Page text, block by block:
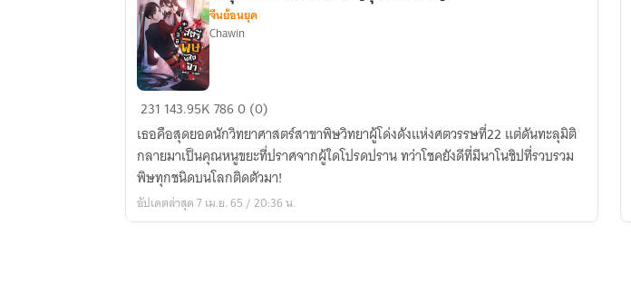
ทะลุ
สตรี
พิษ
พิชิต
ฟ้า
จีนย้อนยุค
Chawin
231 143.95K7860 (0)
เธอคือสุดยอดนักวิทยาศาสตร์สาขาพิษวิทยาผู้โด่งดังแห่งศตวรรษที่22 แต่ดันทะลุมิติ
กลายมาเป็นคุณหนูขยะที่ปราศจากผู้ใดโปรดปราน ทว่าโชคยังดีที่มีนาโนชิปที่รวบรวม
พิษทุกชนิดบนโลกติดตัวมา!
อัปเดตล่าสุด 7 เม.ย. 65 / 20:36 น.